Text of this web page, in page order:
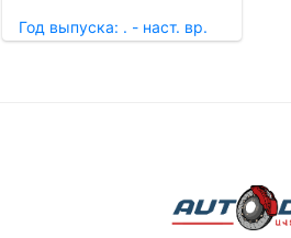
Год выпуска: . - наст. вр.